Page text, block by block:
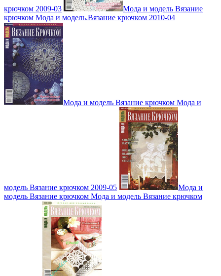
крючком 2009-03
Мода и модель Вязание
крючком Мода и модель.Вязание крючком 2010-04
Мода и модель Вязание крючком Мода и
модель Вязание крючком 2009-05
Мода и
модель Вязание крючком Мода и модель Вязание крючком